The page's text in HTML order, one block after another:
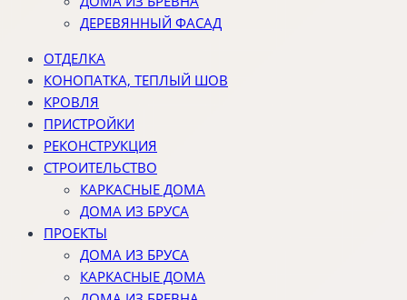
ДЕРЕВЯННЫЙ ФАСАД
ОТДЕЛКА
КОНОПАТКА, ТЕПЛЫЙ ШОВ
КРОВЛЯ
ПРИСТРОЙКИ
РЕКОНСТРУКЦИЯ
СТРОИТЕЛЬСТВО
КАРКАСНЫЕ ДОМА
ДОМА ИЗ БРУСА
ПРОЕКТЫ
ДОМА ИЗ БРУСА
КАРКАСНЫЕ ДОМА